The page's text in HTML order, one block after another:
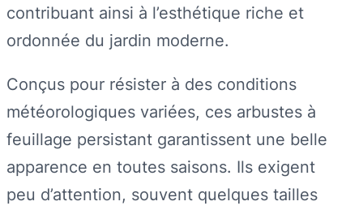
contribuant ainsi à l’esthétique riche et
ordonnée du jardin moderne.
Conçus pour résister à des conditions
météorologiques variées, ces arbustes à
feuillage persistant garantissent une belle
apparence en toutes saisons. Ils exigent
peu d’attention, souvent quelques tailles